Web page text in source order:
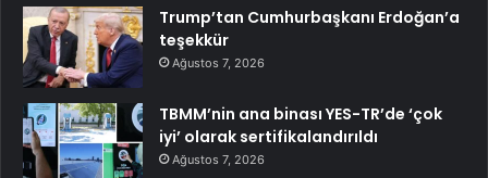
Trump’tan Cumhurbaşkanı Erdoğan’a
teşekkür
Ağustos 7, 2026
TBMM’nin ana binası YES-TR’de ‘çok
iyi’ olarak sertifikalandırıldı
Ağustos 7, 2026